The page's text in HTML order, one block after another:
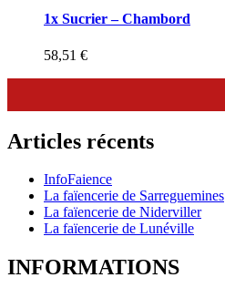
1x Sucrier – Chambord
58,51 €
Articles récents
InfoFaience
La faïencerie de Sarreguemines
La faïencerie de Niderviller
La faïencerie de Lunéville
INFORMATIONS